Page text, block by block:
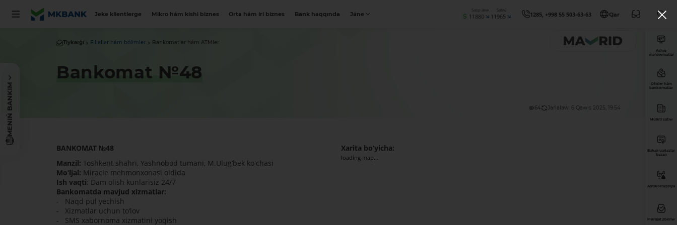
Jeke klientlerge Mikro hám kishi biznes Orta hám iri biznes Bank haqqında Jáne
Satıp alıw
11880
Satıw
11965 1285, +998 55 503-63-63 Qar
MENIŃ BANKIM
Tiykarǵı Filiallar hám bólimler Bankomatlar hám ATMler
Bankomat №48
64 Jańalaw: 6 Qawıs 2025, 19:54
BANKOMAT №48
Manzil: Toshkent shahri, Yashnobod tumani, M.Ulug‘bek koʻchasi
Mo‘ljal: Miracle mehmonxonasi oldida
Ish vaqti: Dam olish kunlarisiz 24/7
Bankomatda mavjud xizmatlar:
- Naqd pul yechish
- Xizmatlar uchun to‘lov
- SMS xabornoma xizmatini yoqish
Xarita bo‘yicha:
loading map...
Ashıq
maǵlıwmatlar
Ofisler hám
bankomatlar
Múlkti satıw
Bahalı qaǵazlar
bazarı
Antikorrupsiya
Múrájat jiberiw